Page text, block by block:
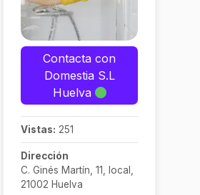
Contacta con
Domestia S.L
Huelva
Vistas: 251
Dirección
C. Ginés Martín, 11, local,
21002 Huelva